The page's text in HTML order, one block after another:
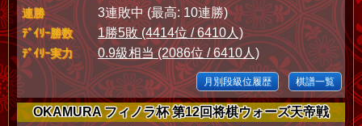
連勝 3連敗中 (最高: 10連勝)
ﾃﾞｲﾘｰ勝数 1勝5敗 (4414位 / 6410人)
ﾃﾞｲﾘｰ実力 0.9級相当 (2086位 / 6410人)
月別段級位履歴 棋譜一覧
OKAMURA フィノラ杯 第12回将棋ウォーズ天帝戦